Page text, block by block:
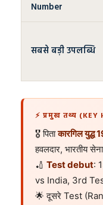
Number
सबसे बड़ी उपलब्धि
⚡ प्रमुख तथ्य
🎖️ पिताकारगिल युद्ध
हवलदार, भारतीय सेना
🏏 Test debut:
vs India, 3rd
🌟 दूसरे Test